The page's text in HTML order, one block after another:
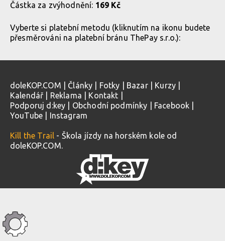
Částka za zvýhodnění: 169 Kč
Vyberte si platební metodu (kliknutím na ikonu budete
přesměrováni na platební bránu ThePay s.r.o.):
doleKOP.COM Články Fotky Bazar| Kurzy
Kalendář
Reklama Kontakt
Podporuj d:key
Obchodní podmínky Facebook
YouTube
Instagram
Kill the Trail - Škola jízdy na horském kole od
doleKOP.COM.